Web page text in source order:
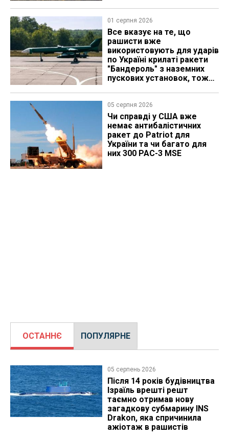
01 серпня 2026
Все вказує на те, що
рашисти вже
використовують для ударів
по Україні крилаті ракети
"Бандероль" з наземних
пускових установок, тож
05 серпня 2026
Чи справді у США вже
немає антибалістичних
ракет до Patriot для
України та чи багато для
них 300 PAC-3 MSE
ОСТАННЄ ПОПУЛЯРНЕ
05 серпень 2026
Після 14 років будівництва
Ізраїль врешті решт
таємно отримав нову
загадкову субмарину INS
Drakon, яка спричинила
ажіотаж в рашистів